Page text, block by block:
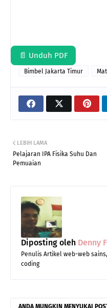
📄 Unduh PDF
Bimbel Jakarta Timur
LEBIH LAMA
Pelajaran IPA Fisika Suhu Dan
Pemuaian
Diposting oleh Denny
Penulis Artikel web-web
coding